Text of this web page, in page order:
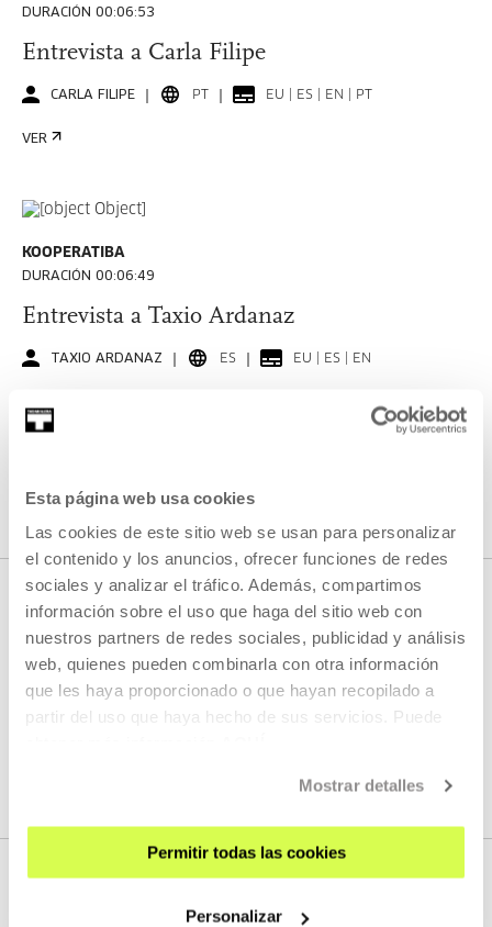
Esta página web usa cookies
Las cookies de este sitio web se usan para personalizar
el contenido y los anuncios, ofrecer funciones de redes
sociales y analizar el tráfico. Además, compartimos
información sobre el uso que haga del sitio web con
nuestros partners de redes sociales, publicidad y análisis
web, quienes pueden combinarla con otra información
que les haya proporcionado o que hayan recopilado a
partir del uso que haya hecho de sus servicios. Puede
Mostrar detalles
Permitir todas las cookies
Personalizar
DURACIÓN 00:06:53
Entrevista a Carla Filipe
CARLA FILIPE PT EU | ES | EN | PT
VER
KOOPERATIBA
DURACIÓN 00:06:49
Entrevista a Taxio Ardanaz
TAXIO ARDANAZ ES EU | ES | EN
VER TODO EL CONTENIDO
PRÓXIMOS DIRECTOS